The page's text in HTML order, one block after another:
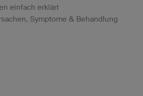
einfach erklärt
Symptome & Behandlung